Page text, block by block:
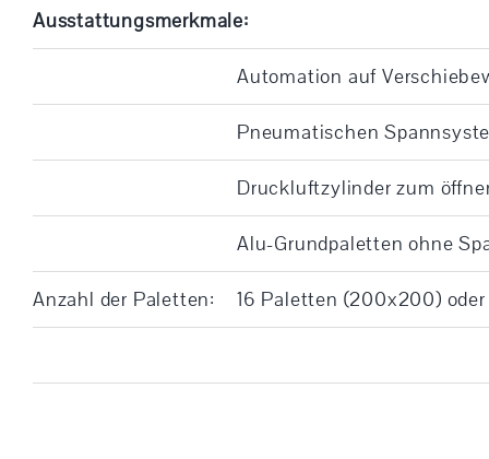
Ausstattungsmerkmale:
Automation auf
Pneumatischen
Druckluftzylinder zum
Alu-Grundpaletten ohne
Anzahl der Paletten: 16 Paletten (200x200)